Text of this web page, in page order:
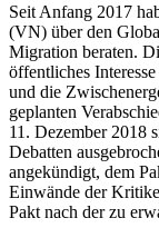
Seit Anfang 2017
(VN) über den
Migration beraten.
öffentliches
und die
geplanten
11. Dezember 2018
Debatten
angekündigt, dem
Einwände der
Pakt nach der zu